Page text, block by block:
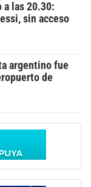
a las 20.30:
sin acceso
argentino fue
de